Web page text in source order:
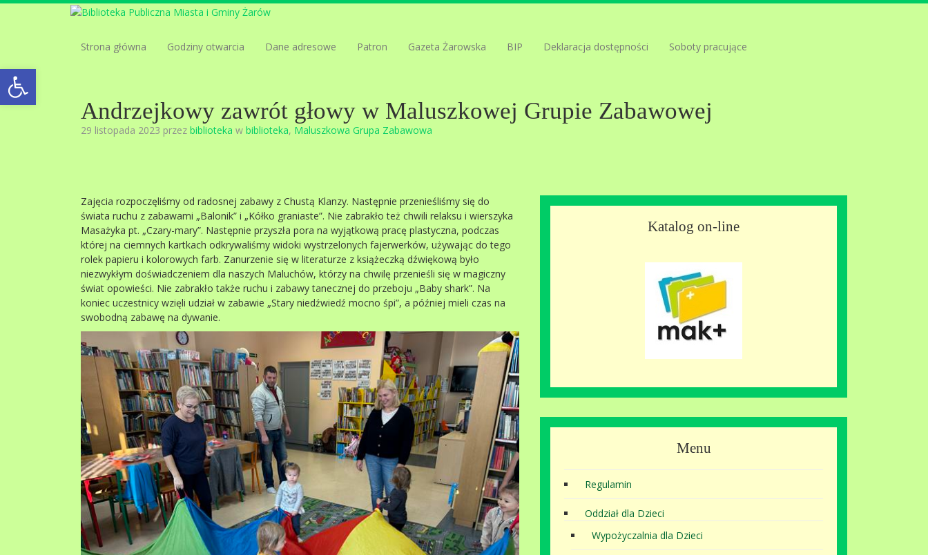
Open toolbar
Strona główna Godziny otwarcia Dane adresowe Patron Gazeta Żarowska BIP Deklaracja dostępności Soboty pracujące
Andrzejkowy zawrót głowy w Maluszkowej Grupie Zabawowej
29 listopada 2023 przez biblioteka w biblioteka, Maluszkowa Grupa Zabawowa
Zajęcia rozpoczęliśmy od radosnej zabawy z Chustą Klanzy. Następnie przenieśliśmy się do
świata ruchu z zabawami „Balonik” i „Kółko graniaste”. Nie zabrakło też chwili relaksu i wierszyka
Masażyka pt. „Czary-mary”. Następnie przyszła pora na wyjątkową pracę plastyczna, podczas
której na ciemnych kartkach odkrywaliśmy widoki wystrzelonych fajerwerków, używając do tego
rolek papieru i kolorowych farb. Zanurzenie się w literaturze z książeczką dźwiękową było
niezwykłym doświadczeniem dla naszych Maluchów, którzy na chwilę przenieśli się w magiczny
świat opowieści. Nie zabrakło także ruchu i zabawy tanecznej do przeboju „Baby shark”. Na
koniec uczestnicy wzięli udział w zabawie „Stary niedźwiedź mocno śpi”, a później mieli czas na
swobodną zabawę na dywanie.
Katalog on-line
Menu
Regulamin
Oddział dla Dzieci
Wypożyczalnia dla Dzieci